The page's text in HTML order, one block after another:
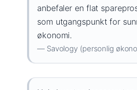
anbefaler en flat
som utgangspunkt for
økonomi.
— Savology (personlig